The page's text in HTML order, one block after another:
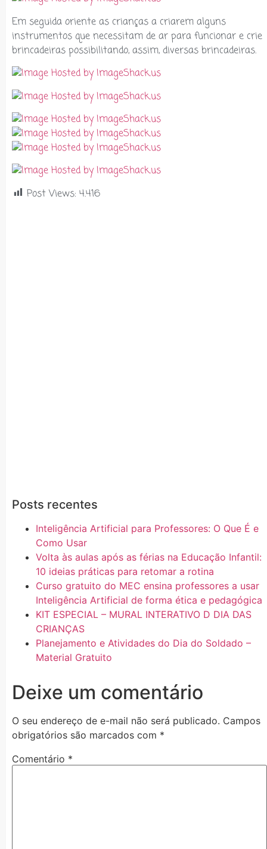
Em seguida oriente as crianças a criarem alguns
instrumentos que necessitam de ar para funcionar e crie
brincadeiras possibilitando, assim, diversas brincadeiras.
Post Views: 4.416
Posts recentes
Inteligência Artificial para Professores: O Que É e
Como Usar
Volta às aulas após as férias na Educação Infantil:
10 ideias práticas para retomar a rotina
Curso gratuito do MEC ensina professores a usar
Inteligência Artificial de forma ética e pedagógica
KIT ESPECIAL – MURAL INTERATIVO D DIA DAS
CRIANÇAS
Planejamento e Atividades do Dia do Soldado –
Material Gratuito
Deixe um comentário
O seu endereço de e-mail não será publicado. Campos
obrigatórios são marcados com *
Comentário *